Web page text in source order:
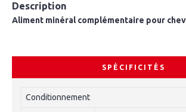
Description
Aliment minéral complémentaire pour
SPÉCIFICITÉS
Conditionnement